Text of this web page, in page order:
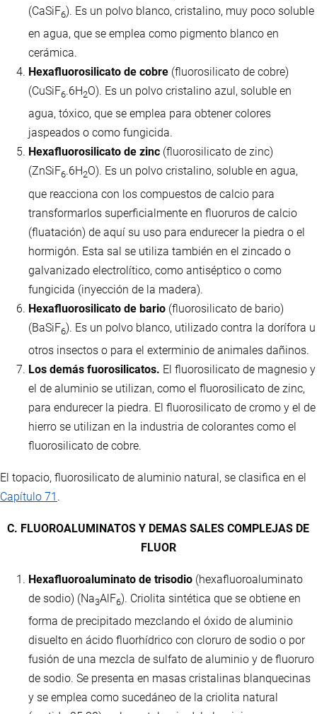
(CaSiF6). Es un polvo blanco, cristalino, muy poco soluble
en agua, que se emplea como pigmento blanco en
cerámica.
Hexafluorosilicato de cobre (fluorosilicato de cobre)
(CuSiF6.6H2O). Es un polvo cristalino azul, soluble en
agua, tóxico, que se emplea para obtener colores
jaspeados o como fungicida.
Hexafluorosilicato de zinc (fluorosilicato de zinc)
(ZnSiF6.6H2O). Es un polvo cristalino, soluble en agua,
que reacciona con los compuestos de calcio para
transformarlos superficialmente en fluoruros de calcio
(fluatación) de aquí su uso para endurecer la piedra o el
hormigón. Esta sal se utiliza también en el zincado o
galvanizado electrolítico, como antiséptico o como
fungicida (inyección de la madera).
Hexafluorosilicato de bario (fluorosilicato de bario)
(BaSiF6). Es un polvo blanco, utilizado contra la dorífora u
otros insectos o para el exterminio de animales dañinos.
Los demás fuorosilicatos. El fluorosilicato de magnesio y
el de aluminio se utilizan, como el fluorosilicato de zinc,
para endurecer la piedra. El fluorosilicato de cromo y el de
hierro se utilizan en la industria de colorantes como el
fluorosilicato de cobre.
El topacio, fluorosilicato de aluminio natural, se clasifica en el
Capítulo 71 .
C. FLUOROALUMINATOS Y DEMAS SALES COMPLEJAS DE
FLUOR
Hexafluoroaluminato de trisodio (hexafluoroaluminato
de sodio) (Na3AlF6). Criolita sintética que se obtiene en
forma de precipitado mezclando el óxido de aluminio
disuelto en ácido fluorhídrico con cloruro de sodio o por
fusión de una mezcla de sulfato de aluminio y de fluoruro
de sodio. Se presenta en masas cristalinas blanquecinas
y se emplea como sucedáneo de la criolita natural